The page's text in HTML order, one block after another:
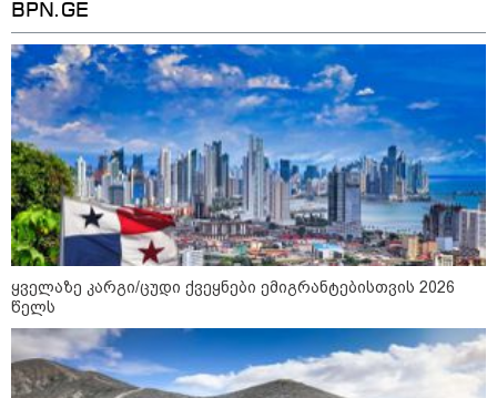
პოლიტიკა
BPN.GE
ყველაზე კარგი/ცუდი ქვეყნები ემიგრანტებისთვის 2026
წელს